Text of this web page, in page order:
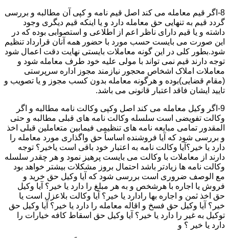
8-اگر قیم معامله می کند اصل قیم نامه و کپی آن مطالبه و بررسی
گردد قیم به تنهایی حق معامله دارد و یا اینکه قیم دیگری وجود
داشته و یا قیم دارای ناظر اعم از اطلاعی و استصوابی بوده که در
این صورت می بایست حسب مورد با حضور همه آنان قرارداد تنظیم
شود.بطور کلی در این گونه معاملات بایستی نهایت دقت اعمال شود
توجه دارند قیم نمی تواند با مولی علیه خود طرف معامله شود و
معاملات املاک اشخاص محجور نیازمند مجوز اداره سرپرستی
(مقام قضایی)بوده و هرگونه معامله بدون کسب مجوز و یا تصویب و
تایید ایشان فاقد اعتبار قانونی می باشد.
9-اگر وکیل معامله می کند اصل وکپی وکالت نامه مطالبه و اگر
وکالت تفویضی است سلسله وکالت نامه های قبلی مطالبه و حتی
المقدور تمامی مبایعه نامه های تنظیمی فیمابین متعاملین قبلی اخذ
و بررسی شود که آیا فروشنده اساساً حق واگذاری مورد معامله را
دارد یا خیر؟آیا وکالت نامه به اعتبار خود باقی است یاخیر؟ توجه
دارند از معاملات با وکالت می بایست پرهیز نمود و هر چقدر سلسله
وکالت نامه ها زیادتر باشد احتمال بروز مشکلات بیشتر خواهد بود
مع الوصف ضروری است بررسی شود که آیا وکیل حق خرید و
فروش یا اجاره با هرشخص و به هر مبلغ را دارد یا خیر؟ آیا وکیل
حق اخذ ثمن و اجاره بها رادارد یا خیر؟ آیا وکالت بلاعزل است یا
خیر؟ آیا وکیل حق فسخ و اقاله معامله را دارد یا خیر؟ آیا وکیل حق
توکیل به غیر را دارد یا خیر؟ آیا وکیل حق اسقاط کافه خیارات را
دارد یا خیر ؟ و